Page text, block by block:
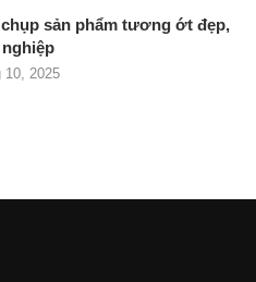
sản phẩm tương ớt đẹp,
10, 2025